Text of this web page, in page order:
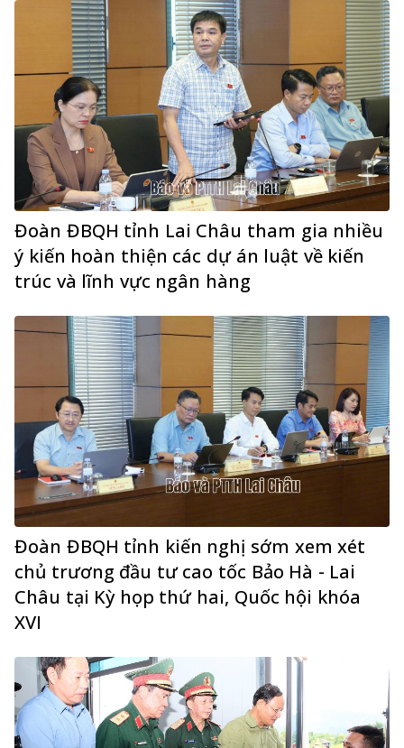
Đoàn ĐBQH tỉnh Lai Châu tham gia nhiều
ý kiến hoàn thiện các dự án luật về kiến
trúc và lĩnh vực ngân hàng
Đoàn ĐBQH tỉnh kiến nghị sớm xem xét
chủ trương đầu tư cao tốc Bảo Hà - Lai
Châu tại Kỳ họp thứ hai, Quốc hội khóa
XVI